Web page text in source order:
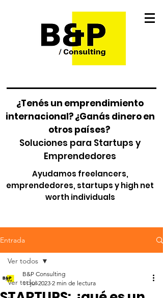
¿Tenés un emprendimiento
internacional? ¿Ganás dinero en
otros países?
Soluciones para Startups y
Emprendedores
Ayudamos freelancers,
emprendedores, startups y high net
worth individuals
Entrada
Ver todos
Ver todos
B&P Consulting
11 jul 2023 2 min de lectura